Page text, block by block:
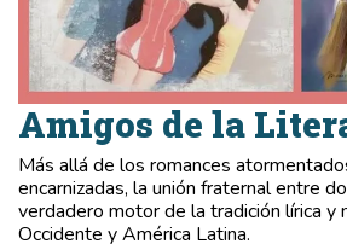
Amigos de la
Más allá de los romances
encarnizadas, la unión fraternal entre
verdadero motor de la tradición lírica y
Occidente y América Latina.